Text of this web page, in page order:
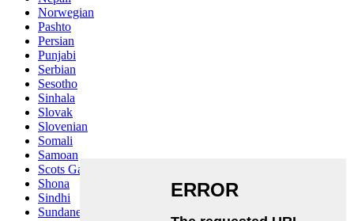
Norwegian
Pashto
Persian
Punjabi
Serbian
Sesotho
Sinhala
Slovak
Slovenian
Somali
Samoan
Scots Gaelic
Shona
Sindhi
Sundanese